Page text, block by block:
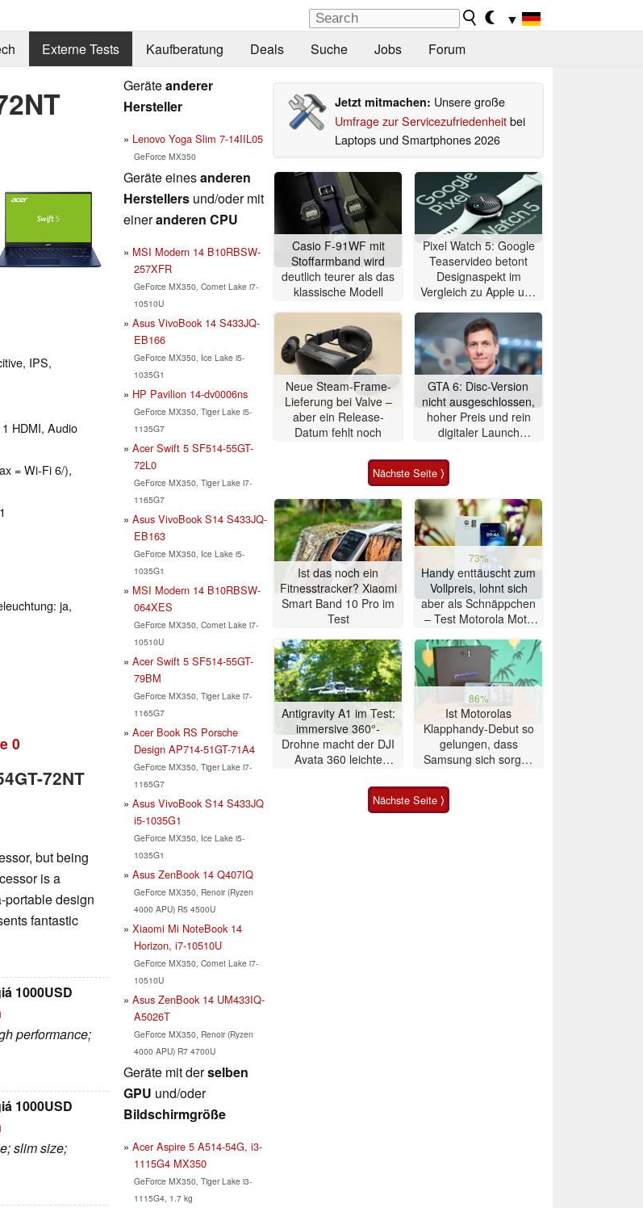
▼
Externe Tests Kaufberatung Deals Suche Jobs Forum
IPS,
HDMI, Audio
= Wi-Fi 6/),
ja,
0
72NT
but being
is a
portable design
fantastic
1000USD
performance;
1000USD
slim size;
Geräteanderer
Hersteller
Lenovo Yoga Slim 7-14IIL05
GeForce MX350
Geräte einesanderen
Herstellers und/oder mit
eineranderen CPU
MSI Modern 14 B10RBSW-
257XFR
GeForce MX350, Comet Lake i7-
10510U
Asus VivoBook 14 S433JQ-
EB166
GeForce MX350, Ice Lake i5-
1035G1
HP Pavilion 14-dv0006ns
GeForce MX350, Tiger Lake i5-
1135G7
Acer Swift 5 SF514-55GT-
72L0
GeForce MX350, Tiger Lake i7-
1165G7
Asus VivoBook S14 S433JQ-
EB163
GeForce MX350, Ice Lake i5-
1035G1
MSI Modern 14 B10RBSW-
064XES
GeForce MX350, Comet Lake i7-
10510U
Acer Swift 5 SF514-55GT-
79BM
GeForce MX350, Tiger Lake i7-
1165G7
Acer Book RS Porsche
Design AP714-51GT-71A4
GeForce MX350, Tiger Lake i7-
1165G7
Asus VivoBook S14 S433JQ
i5-1035G1
GeForce MX350, Ice Lake i5-
1035G1
Asus ZenBook 14 Q407IQ
GeForce MX350, Renoir (Ryzen
4000 APU) R5 4500U
Xiaomi Mi NoteBook 14
Horizon, i7-10510U
GeForce MX350, Comet Lake i7-
10510U
Asus ZenBook 14 UM433IQ-
A5026T
GeForce MX350, Renoir (Ryzen
4000 APU) R7 4700U
Geräte mit derselben
GPU und/oder
Bildschirmgröße
Acer Aspire 5 A514-54G, i3-
1115G4 MX350
GeForce MX350, Tiger Lake i3-
1115G4, 1.7 kg
Jetzt mitmachen: Unsere große
Umfrage zur Servicezufriedenheitbei
Laptops und Smartphones 2026
Casio F-91WF mit
Stoffarmband wird
deutlich teurer als das
klassische Modell
Pixel Watch 5: Google
Teaservideo betont
Designaspekt im
Vergleich zu Apple und
Neue Steam-Frame-
Lieferung bei Valve –
aber ein Release-
Datum fehlt noch
GTA 6: Disc-Version
nicht ausgeschlossen,
hoher Preis und rein
digitaler Launch
Nächste Seite ⟩
Ist das noch ein
Fitnesstracker? Xiaomi
Smart Band 10 Pro im
Test
73%
Handy enttäuscht zum
Vollpreis, lohnt sich
aber als Schnäppchen
– Test Motorola Moto
Antigravity A1 im Test:
immersive 360°-
Drohne macht der DJI
Avata 360 leichte
86%
Ist Motorolas
Klapphandy-Debut so
gelungen, dass
Samsung sich sorgen
Smartphone im Test
Nächste Seite ⟩